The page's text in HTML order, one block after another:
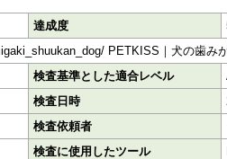
達成度
PETKISS｜犬の歯み
検査基準とした適合レベル
検査日時
検査依頼者
検査に使用したツール